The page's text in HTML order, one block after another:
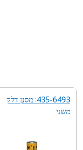
435-6493: מסנן דלק
משני